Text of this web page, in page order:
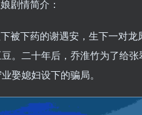
剧情简介：
被下药的谢遇安，生下一对
。二十年后，乔淮竹为了给
娶媳妇设下的骗局。